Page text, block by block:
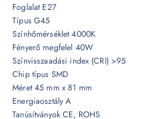
Foglalat E27
Típus G45
Színhőmérséklet 4000K
Fényerő megfelel 40W
Színvisszaadási index (CRI) >95
Chip típus SMD
Méret 45 mm x 81 mm
Energiaosztály A
Tanúsítványok CE, ROHS